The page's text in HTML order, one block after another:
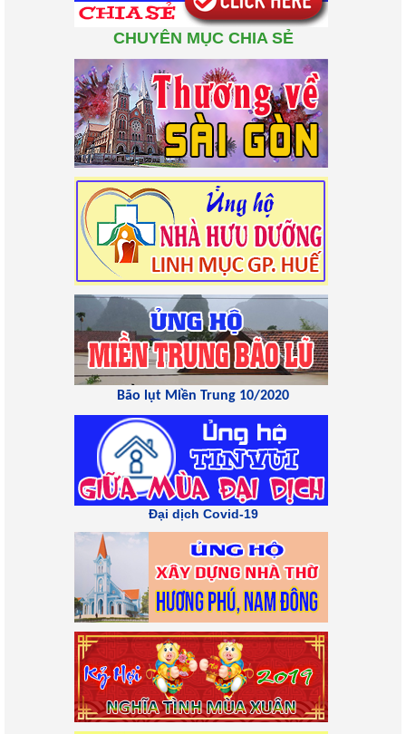
CHUYÊN MỤC CHIA SẺ
Bão lụt Miền Trung 10/2020
Đại dịch Covid-19